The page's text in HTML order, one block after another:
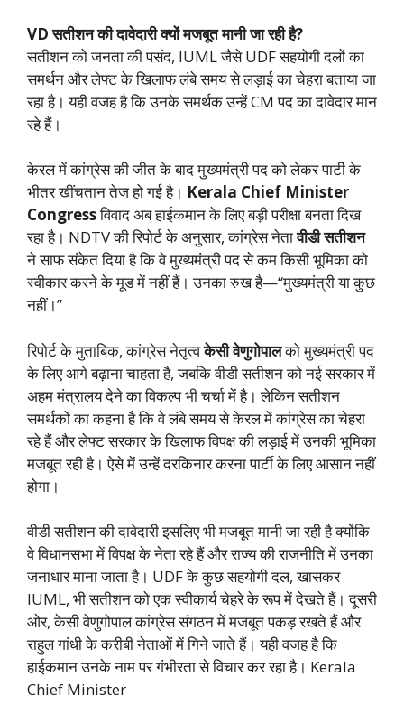
VD सतीशन की दावेदारी क्यों मजबूत मानी जा रही है?
सतीशन को जनता की पसंद, IUML जैसे UDF सहयोगी दलों का
समर्थन और लेफ्ट के खिलाफ लंबे समय से लड़ाई का चेहरा बताया जा
रहा है। यही वजह है कि उनके समर्थक उन्हें CM पद का दावेदार मान
रहे हैं।
केरल में कांग्रेस की जीत के बाद मुख्यमंत्री पद को लेकर पार्टी के
भीतर खींचतान तेज हो गई है। Kerala Chief Minister
Congressविवाद अब हाईकमान के लिए बड़ी परीक्षा बनता दिख
रहा है। NDTV की रिपोर्ट के अनुसार, कांग्रेस नेतावीडी सतीशन
ने साफ संकेत दिया है कि वे मुख्यमंत्री पद से कम किसी भूमिका को
स्वीकार करने के मूड में नहीं हैं। उनका रुख है—“मुख्यमंत्री या कुछ
नहीं।”
रिपोर्ट के मुताबिक, कांग्रेस नेतृत्वकेसी वेणुगोपालको मुख्यमंत्री पद
के लिए आगे बढ़ाना चाहता है, जबकि वीडी सतीशन को नई सरकार में
अहम मंत्रालय देने का विकल्प भी चर्चा में है। लेकिन सतीशन
समर्थकों का कहना है कि वे लंबे समय से केरल में कांग्रेस का चेहरा
रहे हैं और लेफ्ट सरकार के खिलाफ विपक्ष की लड़ाई में उनकी भूमिका
मजबूत रही है। ऐसे में उन्हें दरकिनार करना पार्टी के लिए आसान नहीं
होगा।
वीडी सतीशन की दावेदारी इसलिए भी मजबूत मानी जा रही है क्योंकि
वे विधानसभा में विपक्ष के नेता रहे हैं और राज्य की राजनीति में उनका
जनाधार माना जाता है। UDF के कुछ सहयोगी दल, खासकर
IUML, भी सतीशन को एक स्वीकार्य चेहरे के रूप में देखते हैं। दूसरी
ओर, केसी वेणुगोपाल कांग्रेस संगठन में मजबूत पकड़ रखते हैं और
राहुल गांधी के करीबी नेताओं में गिने जाते हैं। यही वजह है कि
हाईकमान उनके नाम पर गंभीरता से विचार कर रहा है। Kerala
Chief Minister